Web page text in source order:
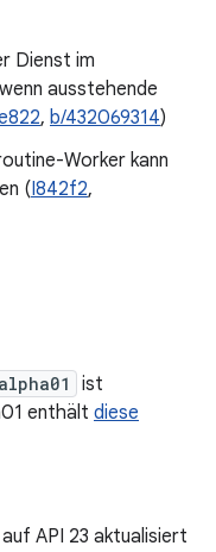
Dienst im
ausstehende
, b/432069314)
Worker kann
(I842f2,
ist
enthält diese
API 23 aktualisiert